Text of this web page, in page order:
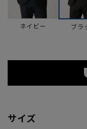
ネイビー ブラ
サイズ